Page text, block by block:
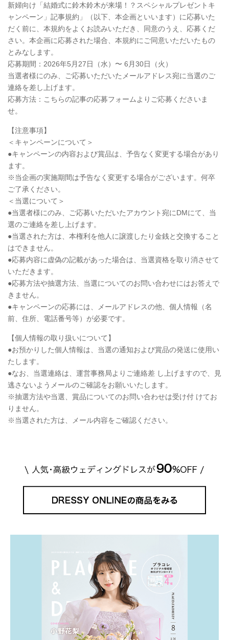
新婦向け「結婚式に鈴木鈴木が来場！？スペシャルプレゼントキ
ャンペーン」記事規約」（以下、本企画といいます）に応募いた
だく前に、本規約をよくお読みいただき、同意のうえ、応募くだ
さい。本企画に応募された場合、本規約にご同意いただいたもの
とみなします。
応募期間：2026年5月27日（水）〜 6月30日（火）
当選者様にのみ、ご応募いただいたメールアドレス宛に当選のご
連絡を差し上げます。
応募方法：こちらの記事の応募フォームよりご応募くださいま
せ。
【注意事項】
＜キャンペーンについて＞
●キャンペーンの内容および賞品は、予告なく変更する場合があり
ます。
※当企画の実施期間は予告なく変更する場合がございます。何卒
ご了承ください。
＜当選について＞
●当選者様にのみ、ご応募いただいたアカウント宛にDMにて、当
選のご連絡を差し上げます。
●当選された方は、本権利を他人に譲渡したり金銭と交換すること
はできません。
●応募内容に虚偽の記載があった場合は、当選資格を取り消させて
いただきます。
●応募方法や抽選方法、当選についてのお問い合わせにはお答えで
きません。
●キャンペーンの応募には、メールアドレスの他、個人情報（名
前、住所、電話番号等）が必要です。
【個人情報の取り扱いについて】
●お預かりした個人情報は、当選の通知および賞品の発送に使用い
たします。
●なお、当選連絡は、運営事務局よりご連絡差 し上げますので、見
逃さないようメールのご確認をお願いいたします。
※抽選方法や当選、賞品についてのお問い合わせは受け付 けてお
りません。
※当選された方は、メール内容をご確認ください。